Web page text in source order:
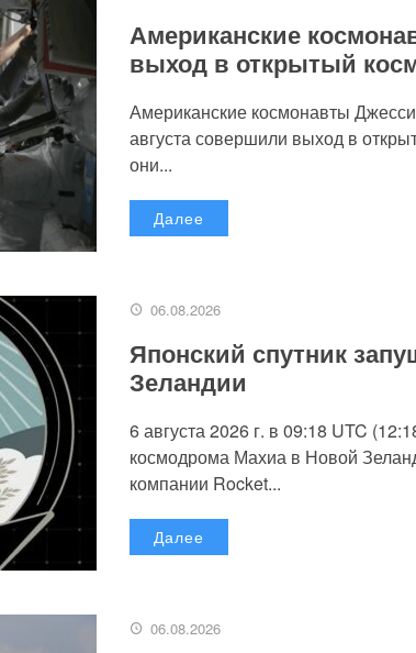
Американские
выход в открытый
Американские космонавты
августа совершили выход в
они...
Далее
06.08.2026
Японский спутник
Зеландии
6 августа 2026 г. в 09:18 UTC
космодрома Махиа в Новой
компании Rocket...
Далее
06.08.2026